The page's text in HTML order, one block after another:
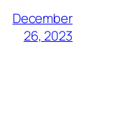
December
26, 2023